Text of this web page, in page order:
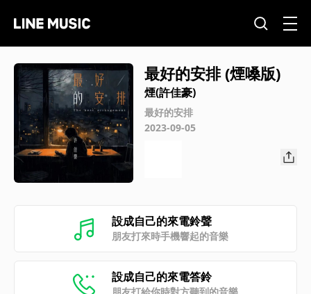
最好的安排 (煙嗓版)
煙(許佳豪)
最好的安排
2023-09-05
設成自己的來電鈴聲
朋友打來時手機響起的音樂
設成自己的來電答鈴